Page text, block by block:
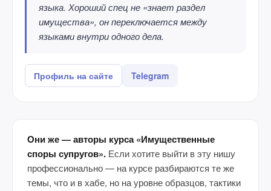
языка. Хороший спец не «знает раздел
имущества», он переключается между
языками внутри одного дела.
Профиль на сайте Telegram
Они же — авторы курса «Имущественные
споры супругов». Если хотите выйти в эту нишу
профессионально — на курсе разбираются те же
темы, что и в хабе, но на уровне образцов, тактики